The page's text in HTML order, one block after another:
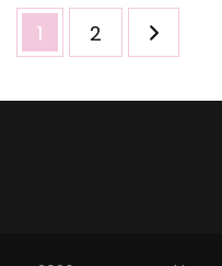
Stronicowanie
wpisów
Strona
1 Strona
2